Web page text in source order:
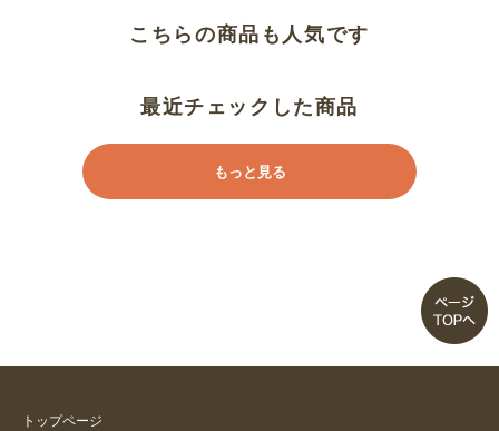
こちらの商品も人気です
最近チェックした商品
もっと見る
トップページ